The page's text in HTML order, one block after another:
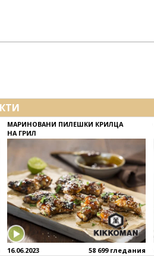
МАРИНОВАНИ ПИЛЕШКИ КРИЛЦА
НА ГРИЛ
16.06.2023 58 699 гледания